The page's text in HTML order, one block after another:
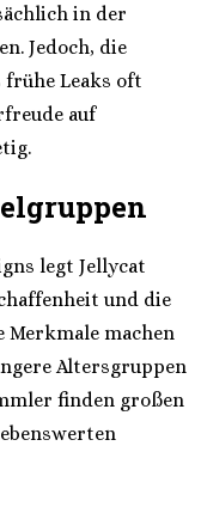
in der
Jedoch, die
frühe Leaks oft
auf
legt Jellycat
und die
Merkmale machen
Altersgruppen
finden großen